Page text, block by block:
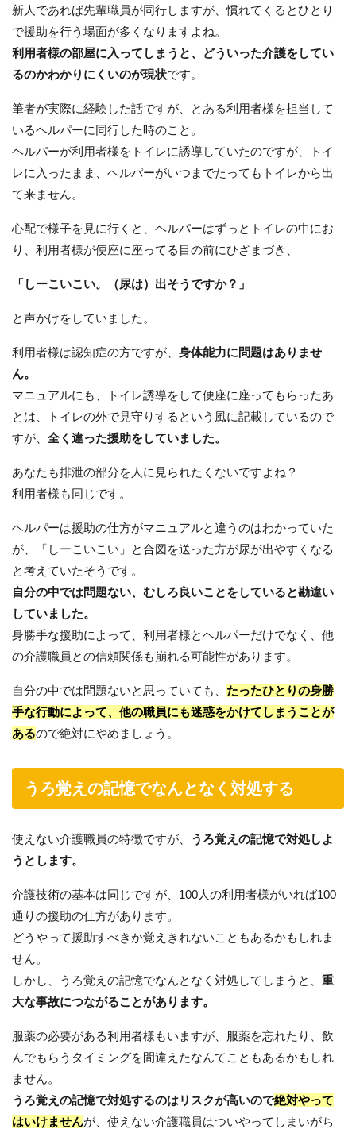
新人であれば先輩職員が同行しますが、慣れてくるとひとり
で援助を行う場面が多くなりますよね。
利用者様の部屋に入ってしまうと、どういった介護をしてい
るのかわかりにくいのが現状です。
筆者が実際に経験した話ですが、とある利用者様を担当して
いるヘルパーに同行した時のこと。
ヘルパーが利用者様をトイレに誘導していたのですが、トイ
レに入ったまま、ヘルパーがいつまでたってもトイレから出
て来ません。
心配で様子を見に行くと、ヘルパーはずっとトイレの中にお
り、利用者様が便座に座ってる目の前にひざまづき、
「しーこいこい。（尿は）出そうですか？」
と声かけをしていました。
利用者様は認知症の方ですが、 身体能力に問題はありませ
ん。
マニュアルにも、トイレ誘導をして便座に座ってもらったあ
とは、トイレの外で見守りするという風に記載しているので
すが、 全く違った援助をしていました。
あなたも排泄の部分を人に見られたくないですよね？
利用者様も同じです。
ヘルパーは援助の仕方がマニュアルと違うのはわかっていた
が、「しーこいこい」と合図を送った方が尿が出やすくなる
と考えていたそうです。
自分の中では問題ない、むしろ良いことをしていると勘違い
していました。
身勝手な援助によって、利用者様とヘルパーだけでなく、他
の介護職員との信頼関係も崩れる可能性があります。
自分の中では問題ないと思っていても、 たったひとりの身勝
手な行動によって、他の職員にも迷惑をかけてしまうことが
あるので絶対にやめましょう。
うろ覚えの記憶でなんとなく対処する
使えない介護職員の特徴ですが、
うろ覚えの記憶で対処しよ
うとします。
介護技術の基本は同じですが、100人の利用者様がいれば100
通りの援助の仕方があります。
どうやって援助すべきか覚えきれないこともあるかもしれま
せん。
しかし、うろ覚えの記憶でなんとなく対処してしまうと、 重
大な事故につながることがあります。
服薬の必要がある利用者様もいますが、服薬を忘れたり、飲
んでもらうタイミングを間違えたなんてこともあるかもしれ
ません。
うろ覚えの記憶で対処するのはリスクが高いので絶対やって
はいけませんが、使えない介護職員はついやってしまいがち